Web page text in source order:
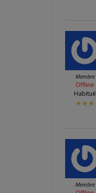
Membre
Offline
Habitué
★★★
Membre